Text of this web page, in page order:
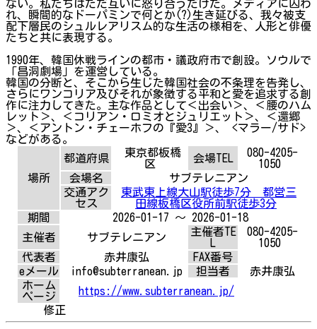
ない。私たちはただ互いに怒り合うだけだ。メディアに囚わ
れ、瞬間的なドーパミンで何とか(?)生き延びる、我々被支
配下層民のシュルレアリスム的な生活の様相を、人形と俳優
たちと共に表現する。
1990年、韓国休戦ラインの都市・議政府市で創設。ソウルで
「昌洞劇場」を運営している。
韓国の分断と、そこから生じた韓国社会の不条理を告発し、
さらにワンコリア及びそれが象徴する平和と愛を追求する創
作に注力してきた。主な作品として＜出会い＞、＜腰のハム
レット＞、＜コリアン・ロミオとジュリエット＞、＜還郷
＞、＜アントン・チェーホフの『愛3』＞、 <マラー/サド>
などがある。
場所
都道府県
東京都板橋
区
会場TEL
080-4205-
1050
会場名
サブテレニアン
交通アク
セス
東武東上線大山駅徒歩7分 都営三
田線板橋区役所前駅徒歩3分
期間
2026-01-17 ～ 2026-01-18
主催者
サブテレニアン
主催者TE
080-4205-
1050
代表者
赤井康弘
FAX番号
eメール
info@subterranean.jp 担当者
赤井康弘
ホーム
ページ
https://www.subterranean.jp/
修正